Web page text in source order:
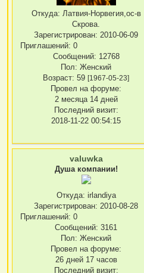
Откуда: Латвия-Норвегия,ос-в
Скрова.
Зарегистрирован: 2010-06-09
Приглашений: 0
Сообщений: 12768
Пол: Женский
Возраст: 59[1967-05-23]
Провел на форуме:
2 месяца 14 дней
Последний визит:
2018-11-22 00:54:15
valuwka
Душа компании!
Откуда: irlandiya
Зарегистрирован: 2010-08-28
Приглашений: 0
Сообщений: 3161
Пол: Женский
Провел на форуме:
26 дней 17 часов
Последний визит: